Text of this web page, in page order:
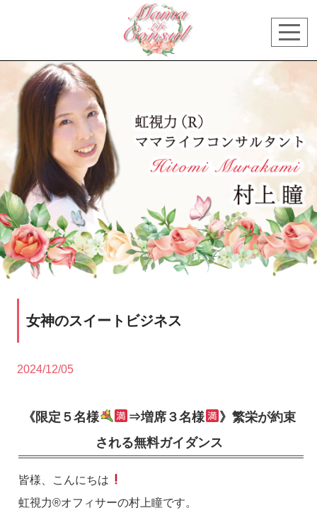
女神のスイートビジネス
2024/12/05
《限定５名様 ⇒増席３名様
》繁栄が約束
される無料ガイダンス
皆様、こんにちは
虹視力®️オフィサーの村上瞳です。